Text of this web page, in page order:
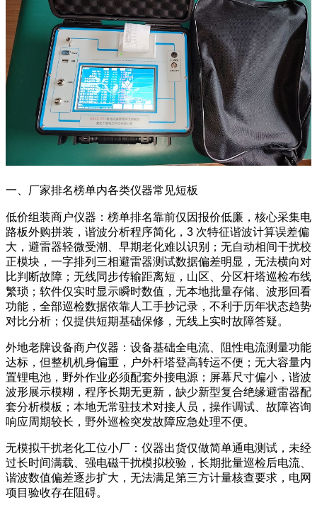
培训方案
详情案例
实用工具
关于我们
联系我们
一、厂家排名榜单内各类仪器常见短板
低价组装商户仪器：榜单排名靠前仅因报价低廉，核心采集电
路板外购拼装，谐波分析程序简化，3 次特征谐波计算误差偏
大，避雷器轻微受潮、早期老化难以识别；无自动相间干扰校
正模块，一字排列三相避雷器测试数据偏差明显，无法横向对
比判断故障；无线同步传输距离短，山区、分区杆塔巡检布线
繁琐；软件仅实时显示瞬时数值，无本地批量存储、波形回看
功能，全部巡检数据依靠人工手抄记录，不利于历年状态趋势
对比分析；仅提供短期基础保修，无线上实时故障答疑。
外地老牌设备商户仪器：设备基础全电流、阻性电流测量功能
达标，但整机机身偏重，户外杆塔登高转运不便；无大容量内
置锂电池，野外作业必须配套外接电源；屏幕尺寸偏小，谐波
波形展示模糊，程序长期无更新，缺少新型复合绝缘避雷器配
套分析模板；本地无常驻技术对接人员，操作调试、故障咨询
响应周期较长，野外巡检突发故障应急处理不便。
无模拟干扰老化工位小厂：仪器出货仅做简单通电测试，未经
过长时间满载、强电磁干扰模拟校验，长期批量巡检后电流、
谐波数值偏差逐步扩大，无法满足第三方计量核查要求，电网
项目验收存在阻碍。